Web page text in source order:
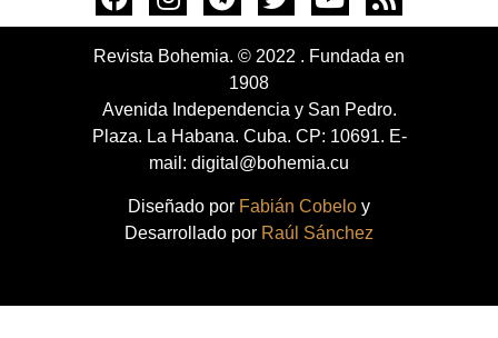
Revista Bohemia. © 2022 . Fundada en
1908
Avenida Independencia y San Pedro.
Plaza. La Habana. Cuba. CP: 10691. E-
mail: digital@bohemia.cu
Diseñado por Fabián Cobelo y
Desarrollado por Raúl Sánchez